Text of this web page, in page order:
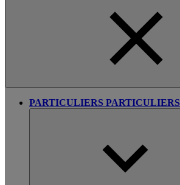
PARTICULIERS PARTICULIERS